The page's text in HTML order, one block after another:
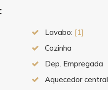
Lavabo: [1]
Cozinha
Dep. Empregada
Aquecedor central